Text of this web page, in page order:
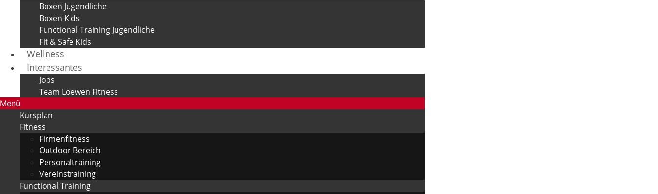
Boxen Jugendliche
Boxen Kids
Functional Training Jugendliche
Fit & Safe Kids
Wellness
Interessantes
Jobs
Team Loewen Fitness
Menü
Kursplan
Fitness
Firmenfitness
Outdoor Bereich
Personaltraining
Vereinstraining
Functional Training